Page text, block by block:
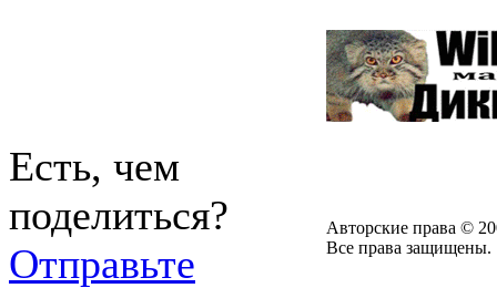
Есть, чем
поделиться?
Отправьте
Авторские права ©
Все права защищены.